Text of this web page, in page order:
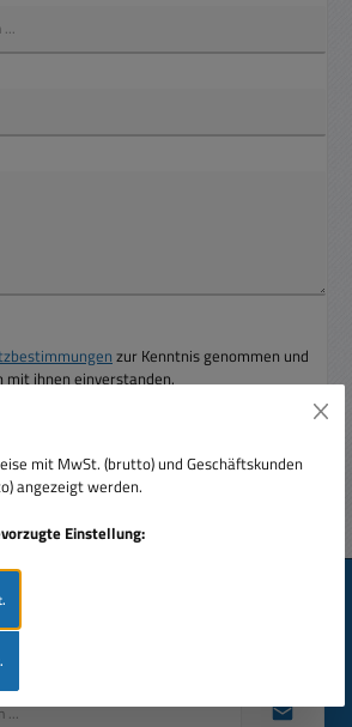
zur Kenntnis genommen und
mit ihnen einverstanden.
Felder sind Pflichtfelder.
Abschicken
einfach unseren regelmäßig erscheinenden
stets unter den Ersten sein, über neue
Angebote informiert werden.
mit MwSt. (brutto) und Geschäftskunden
angezeigt werden.
Einstellung: